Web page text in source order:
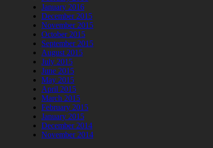
January 2016
December 2015
November 2015
October 2015
September 2015
August 2015
July 2015
June 2015
May 2015
April 2015
March 2015
February 2015
January 2015
December 2014
November 2014